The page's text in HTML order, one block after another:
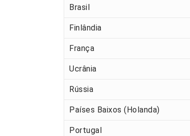
Brasil
Finlândia
França
Ucrânia
Rússia
Países Baixos (Holanda)
Portugal